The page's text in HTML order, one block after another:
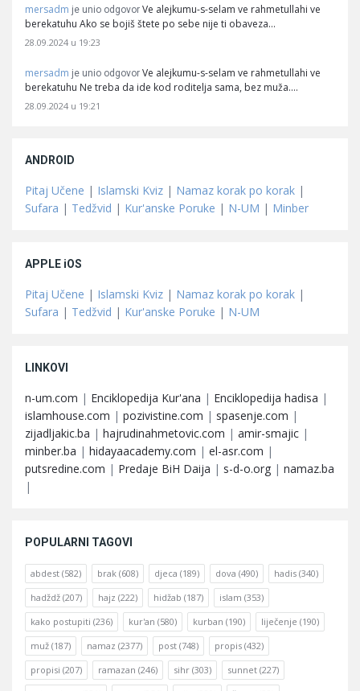
mersadm je unio odgovor Ve alejkumu-s-selam ve rahmetullahi ve
berekatuhu Ako se bojiš štete po sebe nije ti obaveza…
28.09.2024 u 19:23
mersadm je unio odgovor Ve alejkumu-s-selam ve rahmetullahi ve
berekatuhu Ne treba da ide kod roditelja sama, bez muža.…
28.09.2024 u 19:21
ANDROID
Pitaj Učene | Islamski Kviz | Namaz korak po korak |
Sufara | Tedžvid | Kur'anske Poruke | N-UM | Minber
APPLE iOS
Pitaj Učene | Islamski Kviz | Namaz korak po korak |
Sufara | Tedžvid | Kur'anske Poruke | N-UM
LINKOVI
n-um.com | Enciklopedija Kur'ana | Enciklopedija hadisa |
islamhouse.com | pozivistine.com | spasenje.com |
zijadljakic.ba | hajrudinahmetovic.com | amir-smajic |
minber.ba | hidayaacademy.com | el-asr.com |
putsredine.com | Predaje BiH Daija | s-d-o.org | namaz.ba
|
POPULARNI TAGOVI
abdest (582) brak (608) djeca (189) dova (490) hadis (340)
hadždž (207) hajz (222) hidžab (187) islam (353)
kako postupiti (236) kur'an (580) kurban (190) liječenje (190)
muž (187) namaz (2377) post (748) propis (432)
propisi (207) ramazan (246) sihr (303) sunnet (227)